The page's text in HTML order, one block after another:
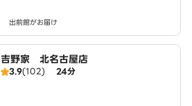
出前館がお届け
吉野家 北名古屋店
3.9(102) 24分